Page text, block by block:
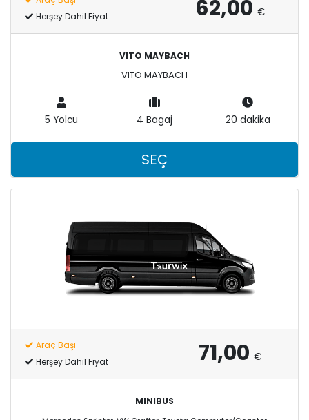
Herşey Dahil Fiyat
62,00 €
VITO MAYBACH
VITO MAYBACH
5 Yolcu 4 Bagaj 20 dakika
SEÇ
Araç Başı
Herşey Dahil Fiyat
71,00 €
MINIBUS